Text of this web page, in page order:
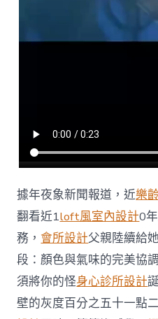
據年夜象新聞報道，近樂
翻看近1loft風室內設計0
務，會所設計父親陸續給
段：顏色與氣味的完美協
須將你的怪身心診所設計
壁的灰度百分之五十一點